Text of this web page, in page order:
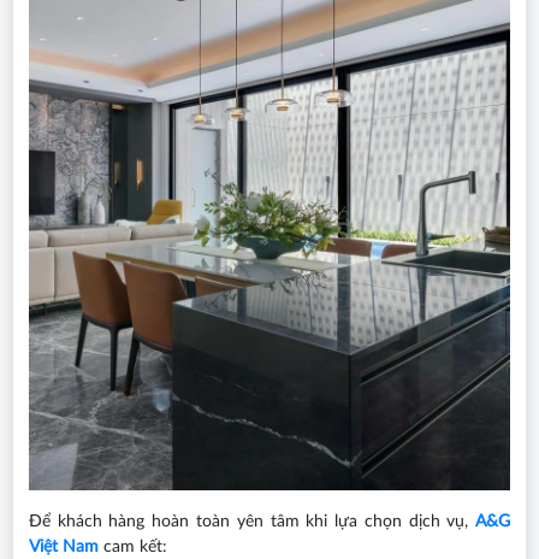
Để khách hàng hoàn toàn yên tâm khi lựa chọn dịch vụ,A&G
Việt Namcam kết: